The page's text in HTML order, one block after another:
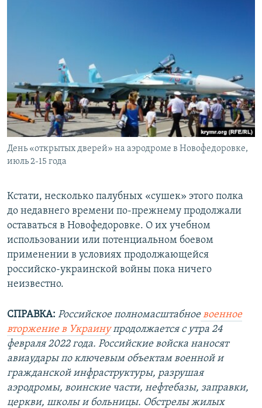
День «открытых дверей» на аэродроме в Новофедоровке,
июль 2-15 года
Кстати, несколько палубных «сушек» этого полка
до недавнего времени по-прежнему продолжали
оставаться в Новофедоровке. О их учебном
использовании или потенциальном боевом
применении в условиях продолжающейся
российско-украинской войны пока ничего
неизвестно.
СПРАВКА: Российское полномасштабноевоенное
вторжение в Украинупродолжается с утра 24
февраля 2022 года. Российские войска наносят
авиаудары по ключевым объектам военной и
гражданской инфраструктуры, разрушая
аэродромы, воинские части, нефтебазы, заправки,
церкви, школы и больницы. Обстрелы жилых